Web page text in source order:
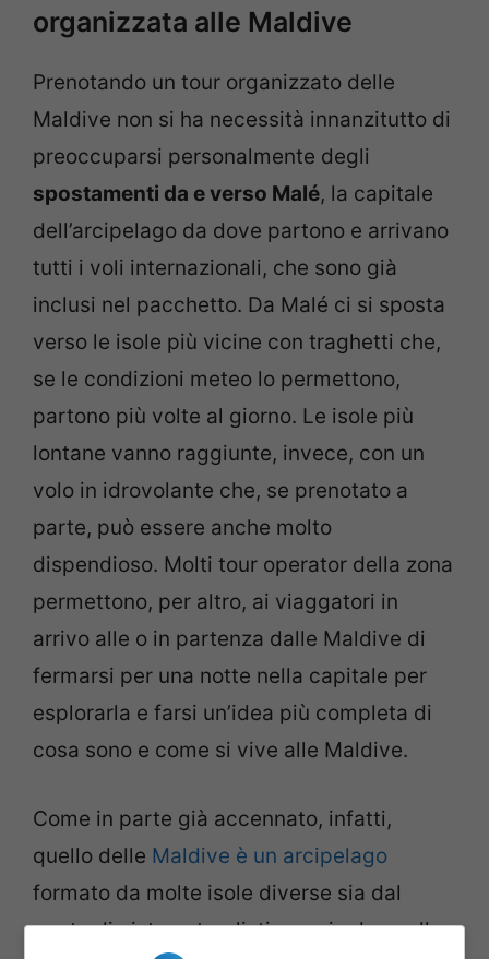
organizzata alle Maldive
Prenotando un tour organizzato delle
Maldive non si ha necessità innanzitutto di
preoccuparsi personalmente degli
spostamenti da e verso Malé, la capitale
dell’arcipelago da dove partono e arrivano
tutti i voli internazionali, che sono già
inclusi nel pacchetto. Da Malé ci si sposta
verso le isole più vicine con traghetti che,
se le condizioni meteo lo permettono,
partono più volte al giorno. Le isole più
lontane vanno raggiunte, invece, con un
volo in idrovolante che, se prenotato a
parte, può essere anche molto
dispendioso. Molti tour operator della zona
permettono, per altro, ai viaggatori in
arrivo alle o in partenza dalle Maldive di
fermarsi per una notte nella capitale per
esplorarla e farsi un’idea più completa di
cosa sono e come si vive alle Maldive.
Come in parte già accennato, infatti,
quello delle Maldive è un arcipelago
formato da molte isole diverse sia dal
punto di vista naturalistico e sia da quello